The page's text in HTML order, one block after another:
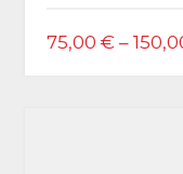
75,00 € –